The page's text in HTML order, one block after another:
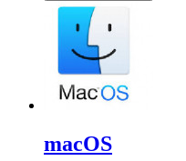
macOS